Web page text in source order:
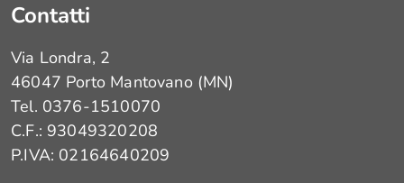
Contatti
Via Londra, 2
46047 Porto Mantovano (MN)
Tel. 0376-1510070
C.F.: 93049320208
P.IVA: 02164640209